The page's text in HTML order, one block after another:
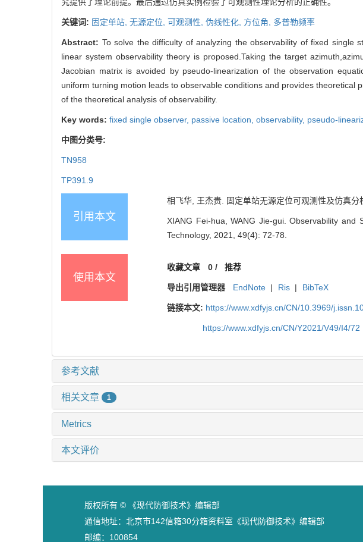
关键词: 固定单站, 无源定位, 可观测性, 伪线性化, 方位角, 多普勒频率
Abstract: To solve the difficulty of analyzing the observability of fixed single
linear system observability theory is proposed.Taking the target
Jacobian matrix is avoided by pseudo-linearization of the observation
uniform turning motion leads to observable conditions and provides
of the theoretical analysis of observability.
Key words: fixed single observer, passive location, observability, pseudo-
中图分类号:
TN958
TP391.9
引用本文
相飞华, 王杰贵. 固定单站无源定位可观测性及仿真
XIANG Fei-hua, WANG Jie-gui. Observability
Technology, 2021, 49(4): 72-78.
使用本文
收藏文章 0/ 推荐
导出引用管理器 EndNote | Ris | BibTeX
链接本文: https://www.xdfyjs.cn/CN/10.3969/
https://www.xdfyjs.cn/CN/Y2021/V49/I4/72
参考文献
相关文章 1
Metrics
本文评价
版权所有 © 《现代防御技术》编辑部
通信地址：北京市142信箱30分箱资料室《现代防御技术》编辑部
邮编：100854